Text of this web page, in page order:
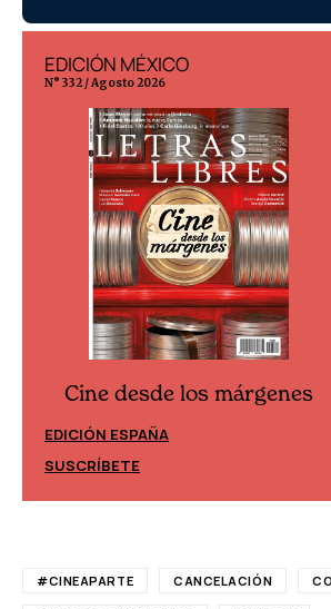
los márgenes Cine
#CINEAPARTE CANCELACIÓN